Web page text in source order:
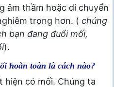
âm thầm hoặc di chuyển
trọng hơn. ( chúng
bạn đang đuổi mối,
).
hoàn toàn là cách nào?
hiện có mối. Chúng ta